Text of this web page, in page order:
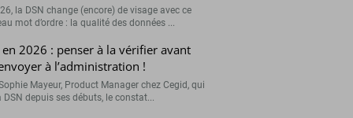
la DSN change (encore) de visage avec ce
mot d’ordre : la qualité des données ...
en 2026 : penser à la vérifier avant
à l’administration !
Mayeur, Product Manager chez Cegid, qui
DSN depuis ses débuts, le constat...